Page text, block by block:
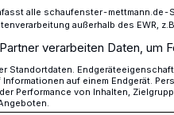
für
alle schaufenster-
außerhalb des EWR,
verarbeiten Daten, um
Standortdaten.
auf einem Endgerät.
Performance von Inhalten,